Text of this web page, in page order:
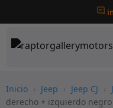
Inicio › Jeep › Jeep CJ ›
derecho + izquierdo negro